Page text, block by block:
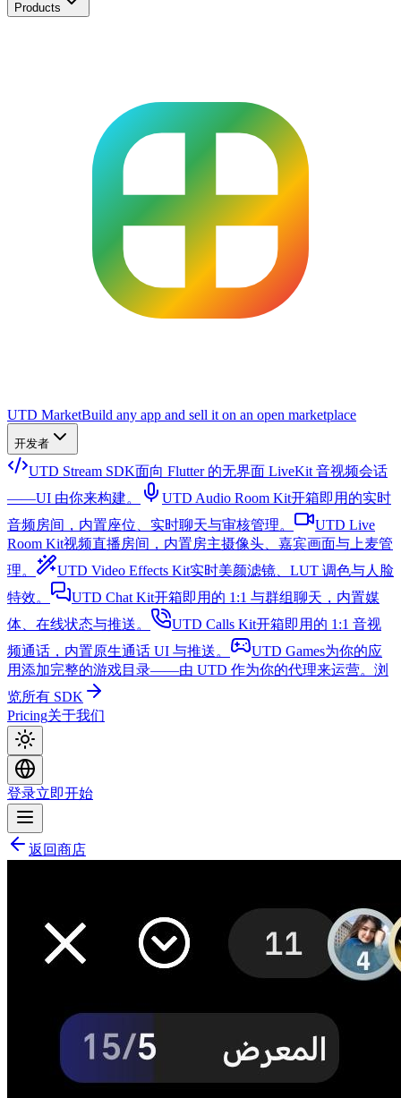
Products
UTD MarketBuild any app and sell it on an open marketplace
开发者
UTD Stream SDK面向 Flutter 的无界面 LiveKit 音视频会话
——UI 由你来构建。
UTD Audio Room Kit开箱即用的实时
音频房间，内置座位、实时聊天与审核管理。
UTD Live
Room Kit视频直播房间，内置房主摄像头、嘉宾画面与上麦管
理。
UTD Video Effects Kit实时美颜滤镜、LUT 调色与人脸
特效。
UTD Chat Kit开箱即用的 1:1 与群组聊天，内置媒
体、在线状态与推送。
UTD Calls Kit开箱即用的 1:1 音视
频通话，内置原生通话 UI 与推送。
UTD Games为你的应
用添加完整的游戏目录——由 UTD 作为你的代理来运营。 浏
览所有 SDK
Pricing关于我们
登录立即开始
返回商店